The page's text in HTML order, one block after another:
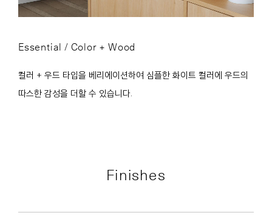
Essential / Color + Wood
컬러 + 우드 타입을 베리에이션하여 심플한 화이트 컬러에 우드의
따스한 감성을 더할 수 있습니다.
Finishes